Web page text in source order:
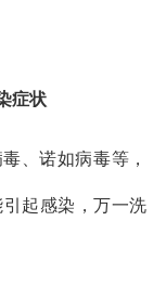
症状
、诺如病毒等，
起感染，万一洗